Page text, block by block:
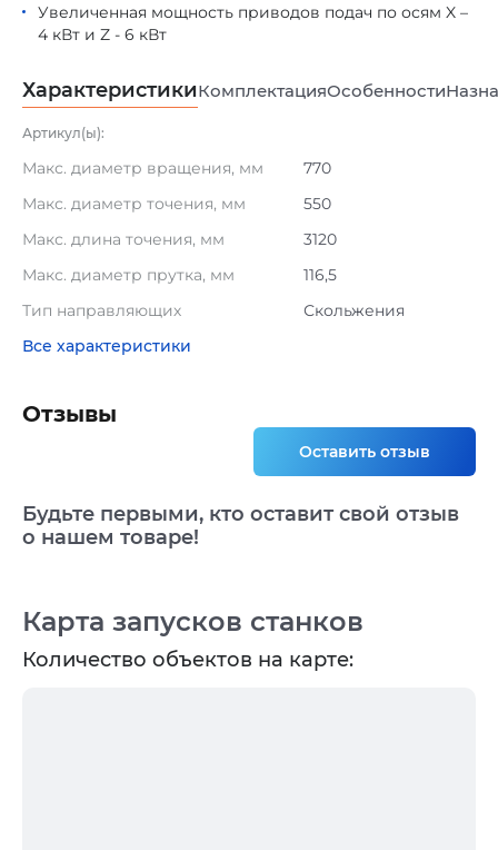
Увеличенная мощность приводов подач по осям X –
4 кВт и Z - 6 кВт
ХарактеристикиКомплектацияОсобенности
Артикул(ы):
Макс. диаметр вращения, мм
770
Макс. диаметр точения, мм
550
Макс. длина точения, мм
3120
Макс. диаметр прутка, мм
116,5
Тип направляющих
Скольжения
Все характеристики
Карта запусков станков
Количество объектов на карте:
Отзывы
Оставить отзыв
Будьте первыми, кто оставит свой отзыв
о нашем товаре!